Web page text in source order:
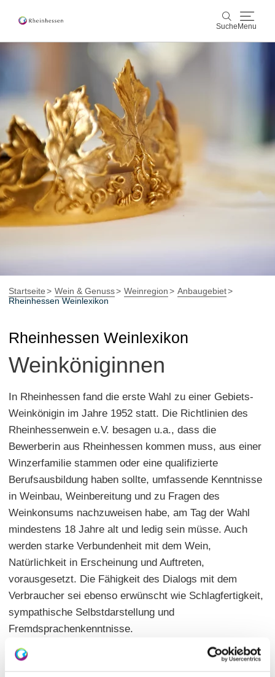
Suche Menu
Wein & Genuss
Aktiv & Natur
Kultur & Städte
Veranstaltungen
Buchung & Service
ShopRheinhessen-Blog
Startseite Wein & Genuss Weinregion
Anbaugebiet
Rheinhessen Weinlexikon
Rheinhessen Weinlexikon
Weinköniginnen
In Rheinhessen fand die erste Wahl zu einer Gebiets-
Weinkönigin im Jahre 1952 statt. Die Richtlinien des
Rheinhessenwein e.V. besagen u.a., dass die
Bewerberin aus Rheinhessen kommen muss, aus einer
Winzerfamilie stammen oder eine qualifizierte
Berufsausbildung haben sollte, umfassende Kenntnisse
in Weinbau, Weinbereitung und zu Fragen des
Weinkonsums nachzuweisen habe, am Tag der Wahl
mindestens 18 Jahre alt und ledig sein müsse. Auch
werden starke Verbundenheit mit dem Wein,
Natürlichkeit in Erscheinung und Auftreten,
vorausgesetzt. Die Fähigkeit des Dialogs mit dem
Verbraucher sei ebenso erwünscht wie Schlagfertigkeit,
sympathische Selbstdarstellung und
Fremdsprachenkenntnisse.
Hier geht es zu Historie der rheinhessischen